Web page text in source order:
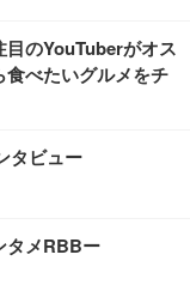
目のYouTuberがオス
べたいグルメをチ
タビュー
タメRBBー